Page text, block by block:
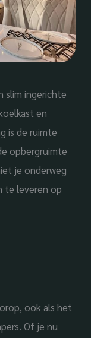
slim ingerichte
en
is de ruimte
opbergruimte
je onderweg
te leveren op
ook als het
Of je nu